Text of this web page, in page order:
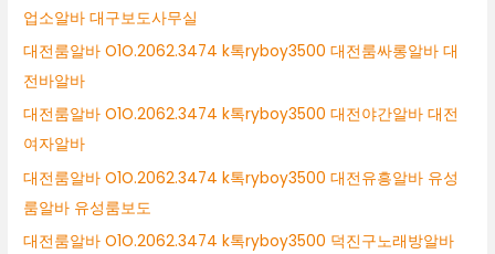
업소알바 대구보도사무실
대전룸알바 O1O.2062.3474 k톡ryboy3500 대전룸싸롱알바 대
전바알바
대전룸알바 O1O.2062.3474 k톡ryboy3500 대전야간알바 대전
여자알바
대전룸알바 O1O.2062.3474 k톡ryboy3500 대전유흥알바 유성
룸알바 유성룸보도
대전룸알바 O1O.2062.3474 k톡ryboy3500 덕진구노래방알바